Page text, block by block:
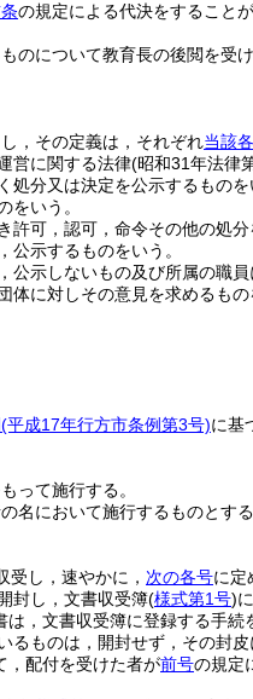
の規定による代決をすることが
のについて教育長の後閲を受け
，その定義は，それぞれ当該
営に関する法律(昭和31年法律
分又は決定を公示するものを
いう。
可，認可，命令その他の処分
示するものをいう。
示しないもの及び所属の職員
に対しその意見を求めるもの
(平成17年行方市条例第3号)に基
って施行する。
名において施行するものとする
し，速やかに， 次の各号に定
封し，文書収受簿(様式第1号)
は，文書収受簿に登録する手続
るものは，開封せず，その封
，配付を受けた者が前号の規定